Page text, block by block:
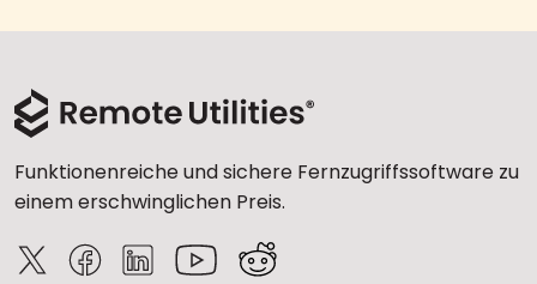
Funktionenreiche und sichere Fernzugriffssoftware zu
einem erschwinglichen Preis.